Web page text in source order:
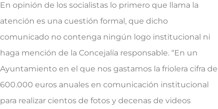
En opinión de los socialistas lo primero que llama la
atención es una cuestión formal, que dicho
comunicado no contenga ningún logo institucional ni
haga mención de la Concejalía responsable. “En un
Ayuntamiento en el que nos gastamos la friolera cifra de
600.000 euros anuales en comunicación institucional
para realizar cientos de fotos y decenas de videos